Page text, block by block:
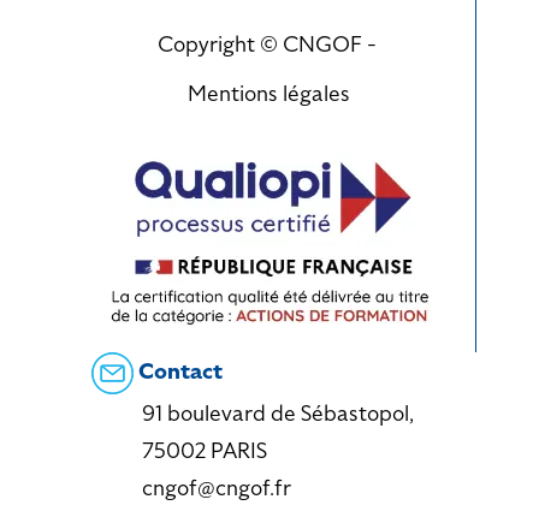
Copyright © CNGOF -
Mentions légales
Contact
91 boulevard de Sébastopol,
75002 PARIS
cngof@cngof.fr